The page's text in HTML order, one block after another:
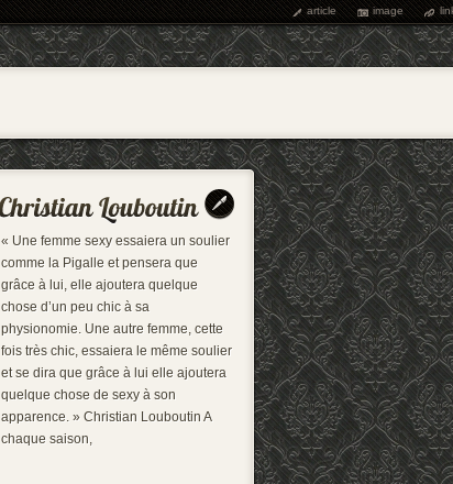
article image
« Une femme sexy essaiera un soulier
comme la Pigalle et pensera que
grâce à lui, elle ajoutera quelque
chose d’un peu chic à sa
physionomie. Une autre femme, cette
fois très chic, essaiera le même soulier
et se dira que grâce à lui elle ajoutera
quelque chose de sexy à son
apparence. » Christian Louboutin A
chaque saison,